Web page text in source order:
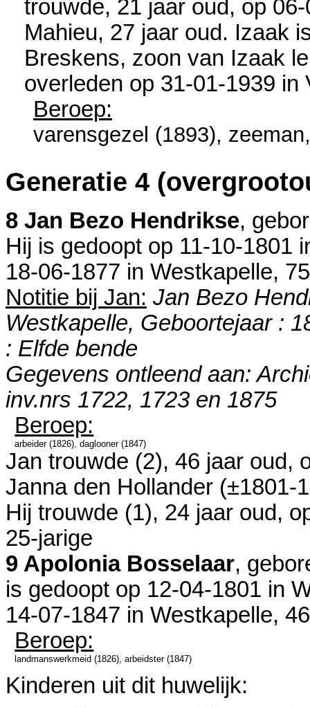
trouwde, 21 jaar oud, op
Mahieu, 27 jaar oud. Izaak
Breskens, zoon van Izaak
overleden op 31-01-1939 in
Beroep:
varensgezel (1893),
Generatie 4
8 Jan Bezo Hendrikse,
Hij is gedoopt op 11-10-1801
18-06-1877 in Westkapelle,
Notitie bij Jan: Jan Bezo
Westkapelle, Geboortejaar :
: Elfde bende
Gegevens ontleend aan:
inv.nrs 1722, 1723 en 1875
Beroep:
arbeider (1826), daglooner (1847)
Jan trouwde (2), 46 jaar oud,
Janna den Hollander (±1801-
Hij trouwde (1), 24 jaar oud,
25-jarige
9 Apolonia Bosselaar,
is gedoopt op 12-04-1801 in
14-07-1847 in Westkapelle,
Beroep:
landmanswerkmeid (1826), arbeidster (1847)
Kinderen uit dit huwelijk: